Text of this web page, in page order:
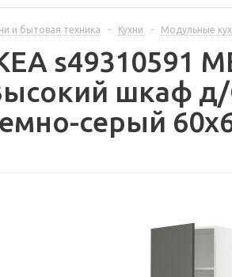
и бытовая техника - Кухни - Модульные
s49310591
шкаф
серый